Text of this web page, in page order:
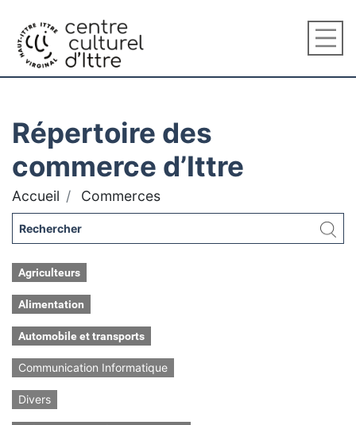
Répertoire des
commerce d’Ittre
Accueil Commerces
Agriculteurs
Alimentation
Automobile et transports
Communication Informatique
Divers